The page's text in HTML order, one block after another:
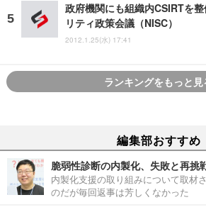
政府機関にも組織内CSIRTを
リティ政策会議（NISC）
2012.1.25(水) 17:41
ランキングをもっと見
編集部おすすめ
脆弱性診断の内製化、失敗と再挑
内製化支援の取り組みについて取材
のだが毎回返事は芳しくなかった